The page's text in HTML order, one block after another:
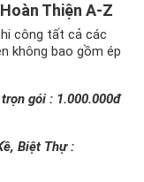
Thiện A-Z
công tất cả các
không bao gồm ép
gói : 1.000.000đ
Biệt Thự :